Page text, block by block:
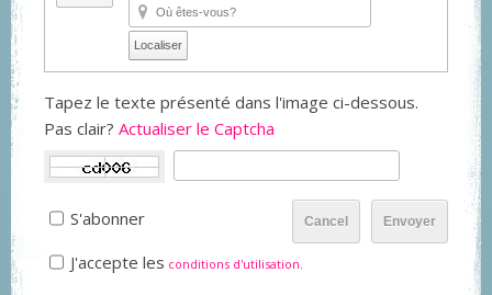
Localiser
Tapez le texte présenté dans l'image ci-dessous.
Pas clair? Actualiser le Captcha
Envoyer
Cancel
S'abonner
J'accepte les conditions d'utilisation.